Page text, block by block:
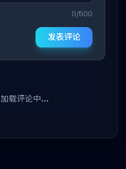
0/500
发表评论
加载评论中...